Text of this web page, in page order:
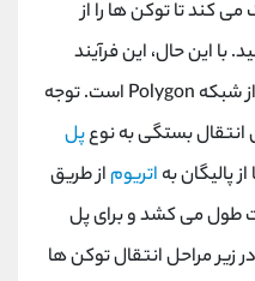
کند تا توکن ها را از
با این حال، این فرآیند
شبکه Polygon است. توجه
انتقال بستگی به نوعپل
پالیگان به اتریوم از طریق
تا 3 ساعت طول می کشد و برای پل
کشد. در زیر مراحل انتقال توکن ها